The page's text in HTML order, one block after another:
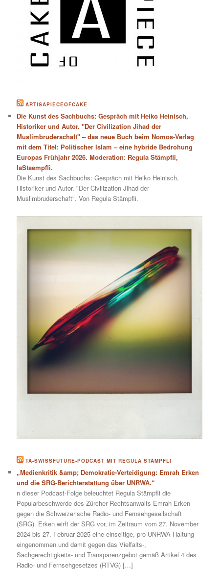
ARTISAPIECEOFCAKE
Die Kunst des Sachbuchs: Gespräch mit Heiko Heinisch,
Historiker und Autor. "Der Civilization Jihad der
Muslimbruderschaft" – das neue Buch beim Nomos-Verlag
mit dem Titel: Politischer Islam – eine hybride Bedrohung
Europas Frühjahr 2026. Moderation: Regula Stämpfli,
laStaempfli.
Die Kunst des Sachbuchs: Gespräch mit Heiko Heinisch,
Historiker und Autor. "Der Civilization Jihad der
Muslimbruderschaft". Von Regula Stämpfli.
TA-SWISSFUTURE-PODCAST MIT REGULA STÄMPFLI
„Medienkritik &amp; Demokratie-Verteidigung: Emrah Erken
und die SRG-Berichterstattung über UNRWA.“
n dieser Podcast-Folge beleuchtet Regula Stämpfli die
Popularbeschwerde des Zürcher Rechtsanwalts Emrah Erken
gegen die Schweizerische Radio- und Fernsehgesellschaft
(SRG). Erken wirft der SRG vor, im Zeitraum vom 27. November
2024 bis 27. Februar 2025 eine einseitige, pro-UNRWA-Haltung
eingenommen und damit gegen das Vielfalts-,
Sachgerechtigkeits- und Transparenzgebot gemäß Artikel 4 des
Radio- und Fernsehgesetzes (RTVG) […]